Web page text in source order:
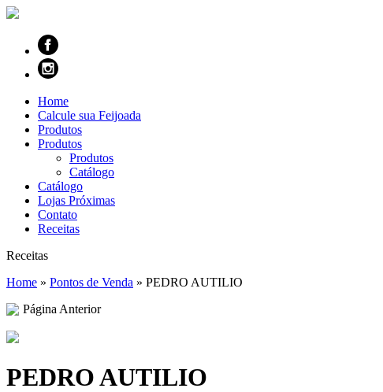
Home
Calcule sua Feijoada
Produtos
Produtos
Produtos
Catálogo
Catálogo
Lojas Próximas
Contato
Receitas
Receitas
Home » Pontos de Venda » PEDRO AUTILIO
Página Anterior
PEDRO AUTILIO